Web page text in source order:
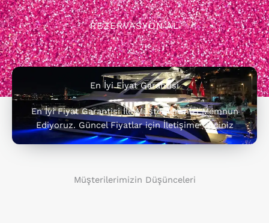
REZERVASYON AL
En İyi Fiyat Garantisi
En İyi Fiyat Garantisi İle Müşterilerimizi Memnun
Ediyoruz. Güncel Fiyatlar için İletişime Geçiniz
Müşterilerimizin Düşünceleri